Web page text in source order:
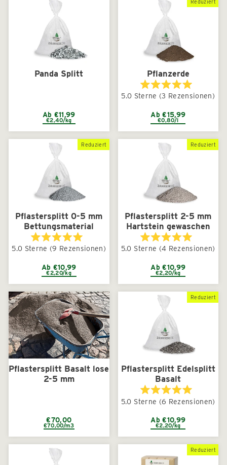
Panda Splitt
Ab €11,99
€2,40/kg
Reduziert
Pflanzerde
Mit
5.0
5
Sternen
5.0 Sterne (3 Rezensionen)
Ab €15,99
€0,80/l
Reduziert
Pflastersplitt 0-5 mm
Bettungsmaterial
Mit
5.0
5
Sternen
5.0 Sterne (9 Rezensionen)
Ab €10,99
€2,20/kg
Reduziert
Pflastersplitt 2-5 mm
Hartstein gewaschen
Mit
5.0
5
Sternen
5.0 Sterne (4 Rezensionen)
Ab €10,99
€2,20/kg
Pflastersplitt Basalt lose
2-5 mm
€70,00
€70,00/m3
Reduziert
Pflastersplitt Edelsplitt
Basalt
Mit
5.0
5
Sternen
5.0 Sterne (6 Rezensionen)
Ab €10,99
€2,20/kg
Reduziert